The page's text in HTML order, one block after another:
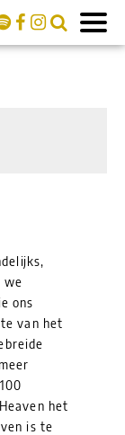
we
ons
van het
het
is te